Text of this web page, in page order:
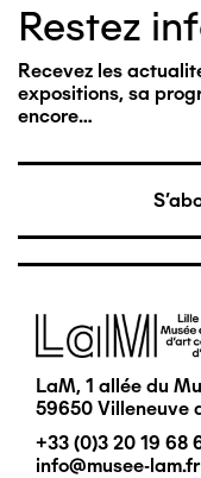
Restez
Recevez les
expositions, sa
encore…
Image
LaM, 1 allée du
59650 Villeneuve
+33 (0)3 20 19 68
info@musee-lam.fr